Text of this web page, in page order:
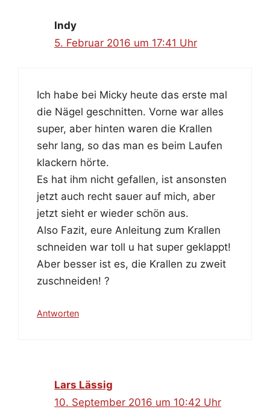
Indy
5. Februar 2016 um 17:41 Uhr
Ich habe bei Micky heute das erste mal
die Nägel geschnitten. Vorne war alles
super, aber hinten waren die Krallen
sehr lang, so das man es beim Laufen
klackern hörte.
Es hat ihm nicht gefallen, ist ansonsten
jetzt auch recht sauer auf mich, aber
jetzt sieht er wieder schön aus.
Also Fazit, eure Anleitung zum Krallen
schneiden war toll u hat super geklappt!
Aber besser ist es, die Krallen zu zweit
zuschneiden! ?
Antworten
Lars Lässig
10. September 2016 um 10:42 Uhr